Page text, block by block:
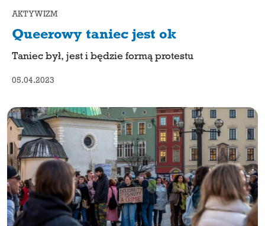
AKTYWIZM
Queerowy taniec jest ok
Taniec był, jest i będzie formą protestu
05.04.2023